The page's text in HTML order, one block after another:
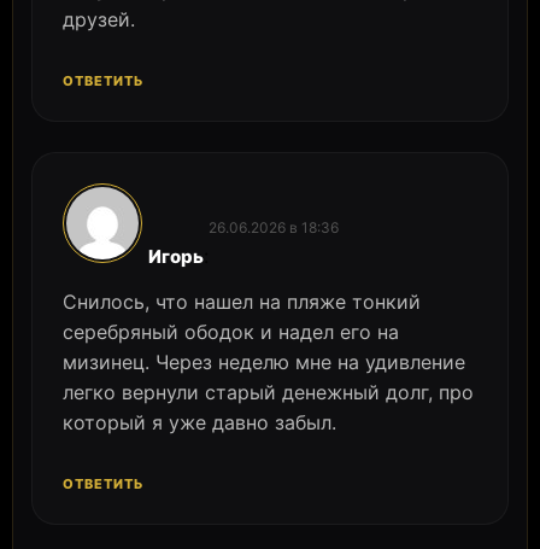
друзей.
ОТВЕТИТЬ
Игорь
26.06.2026 в 18:36
Снилось, что нашел на пляже тонкий
серебряный ободок и надел его на
мизинец. Через неделю мне на удивление
легко вернули старый денежный долг, про
который я уже давно забыл.
ОТВЕТИТЬ